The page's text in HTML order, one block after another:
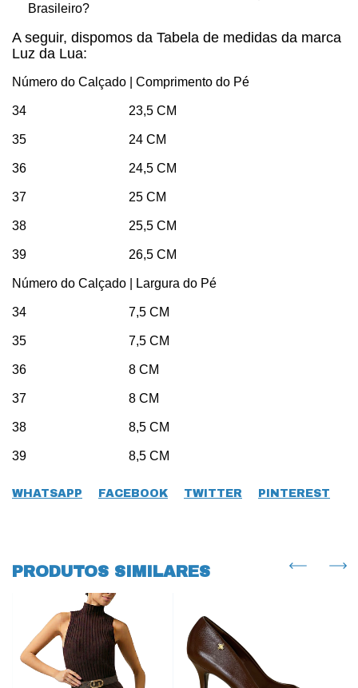
Brasileiro?
A seguir, dispomos da Tabela de medidas da marca
Luz da Lua:
Número do Calçado | Comprimento do Pé
34 23,5 CM
35 24 CM
36 24,5 CM
37 25 CM
38 25,5 CM
39 26,5 CM
Número do Calçado | Largura do Pé
34 7,5 CM
35 7,5 CM
36 8 CM
37 8 CM
38 8,5 CM
39 8,5 CM
WHATSAPP FACEBOOK TWITTER PINTEREST
PRODUTOS SIMILARES